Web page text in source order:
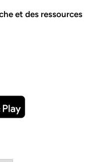
et des ressources